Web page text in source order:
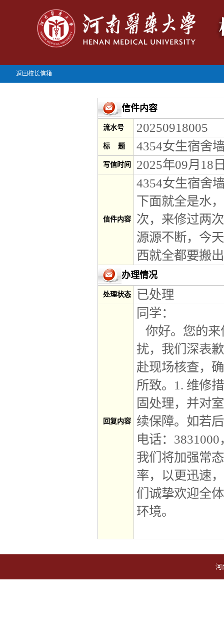
返回校长信箱
信件内容
流水号 20250918005
标 题 4354女生宿舍
写信时间 2025年09月18
信件内容
4354女生宿舍
下面就全是水
次，来修过两
源源不断，今
西就全都要搬
办理情况
处理状态 已处理
回复内容
同学：
你好。您的来
扰，我们深表
赴现场核查，
所致。1. 维修
固处理，并对
续保障。如若
电话：
我们将加强常
率，以更迅速
们诚挚欢迎全
环境。
河